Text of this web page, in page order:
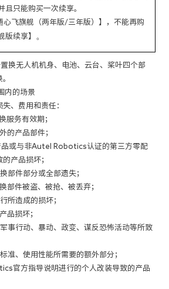
且只能购买一次续享。
心飞旗舰（两年版/三年版）】，不能再购
版续享】
。
换无人机机身、电池、云台、桨叶四个部
内的场景
、费用和责任：
服务有效期；
的产品部件；
或与非Autel Robotics认证的第三方零配
产品损坏；
部件部分或全部遗失；
部件被盗、被抢、被丢弃；
所造成的损坏；
品损坏；
事行动、暴动、政变、谋反恐怖活动等所致
准、使用性能所需要的额外部分；
官方指导说明进行的个人改装导致的产品